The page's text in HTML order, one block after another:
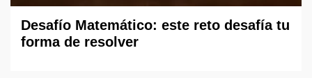
Desafío Matemático: este reto desafía tu
forma de resolver